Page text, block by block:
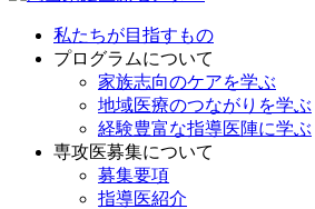
私たちが目指すもの
プログラムについて
家族志向のケアを学ぶ
地域医療のつながりを学ぶ
経験豊富な指導医陣に学ぶ
専攻医募集について
募集要項
指導医紹介